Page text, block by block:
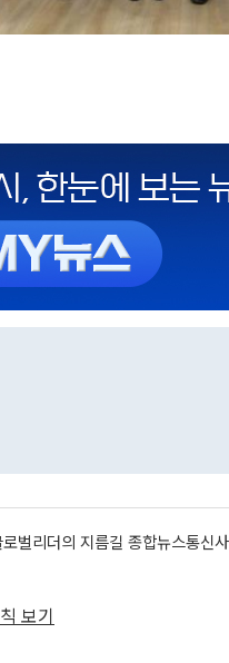
벌리더의 지름길 종합뉴스통
보기